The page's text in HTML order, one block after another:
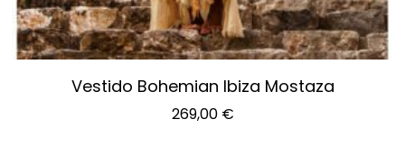
Vestido Bohemian Ibiza Mostaza
269,00 €